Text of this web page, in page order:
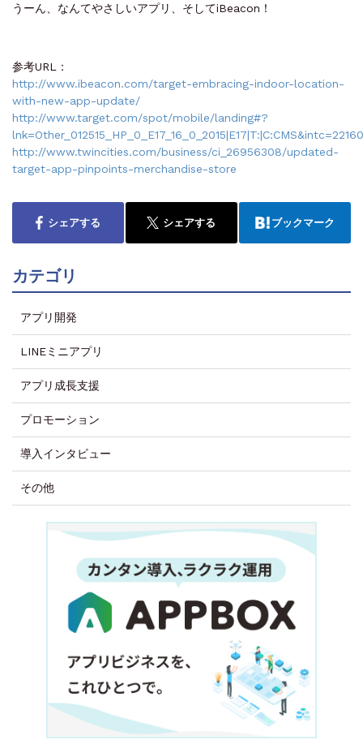
うーん、なんてやさしいアプリ、そしてiBeacon！
参考URL：
http://www.ibeacon.com/target-embracing-indoor-location-
with-new-app-update/
http://www.target.com/spot/mobile/landing#?
http://www.twincities.com/business/ci_26956308/updated-
target-app-pinpoints-merchandise-store
シェアする シェアする ブックマーク
カテゴリ
アプリ開発
LINEミニアプリ
アプリ成長支援
プロモーション
導入インタビュー
その他